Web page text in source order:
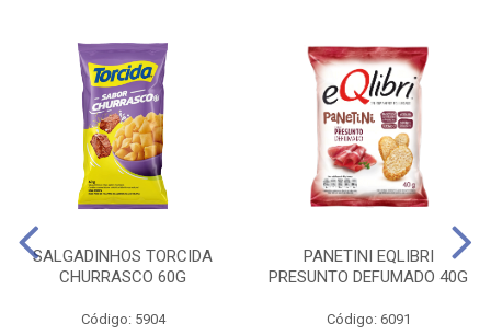
SALGADINHOS TORCIDA
CHURRASCO 60G
Código: 5904
PANETINI EQLIBRI
PRESUNTO DEFUMADO 40G
Código: 6091